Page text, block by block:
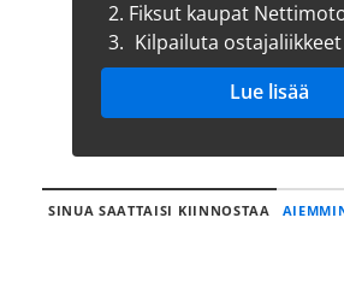
2. Fiksut kaupat
3. Kilpailuta ostajaliikkeet
Lue lisää
SINUA SAATTAISI KIINNOSTAA